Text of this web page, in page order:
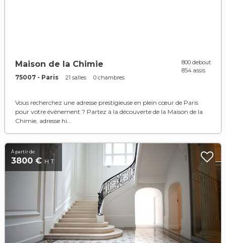
Maison de la Chimie
75007 - Paris 21 salles 0 chambres
800 debout
854 assis
Vous recherchez une adresse prestigieuse en plein cœur de Paris
pour votre événement ? Partez à la découverte de la Maison de la
Chimie, adresse hi...
À partir de
3800 € H.T